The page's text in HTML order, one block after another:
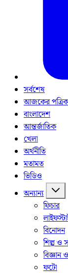
সর্বশেষ
আজকের
বাংলাদেশ
আন্তর্জাতিক
খেলা
অর্থনীতি
মতামত
ভিডিও
অন্যান্য
ফিচার
বিনোদন
শিল্প ও
বিজ্ঞান
ফটো